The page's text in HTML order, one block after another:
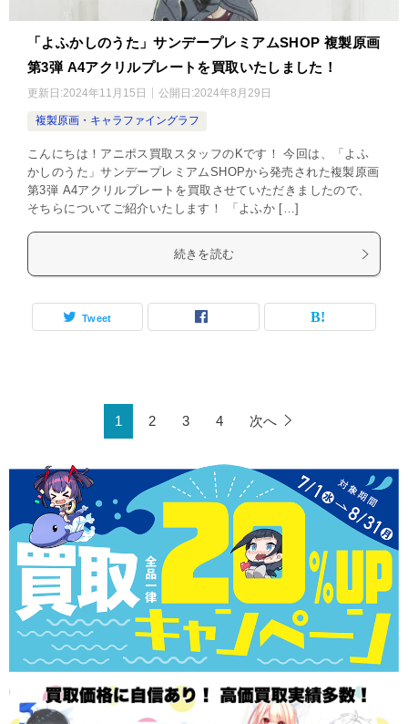
「よふかしのうた」サンデープレミアムSHOP 複製原画
第3弾 A4アクリルプレートを買取いたしました！
更新日:2024年11月15日 公開日:2024年8月29日
複製原画・キャラファイングラフ
こんにちは！アニポス買取スタッフのKです！ 今回は、「よふ
かしのうた」サンデープレミアムSHOPから発売された複製原画
第3弾 A4アクリルプレートを買取させていただきましたので、
そちらについてご紹介いたします！ 「よふか […]
続きを読む
Tweet
1 2 3 4 次へ